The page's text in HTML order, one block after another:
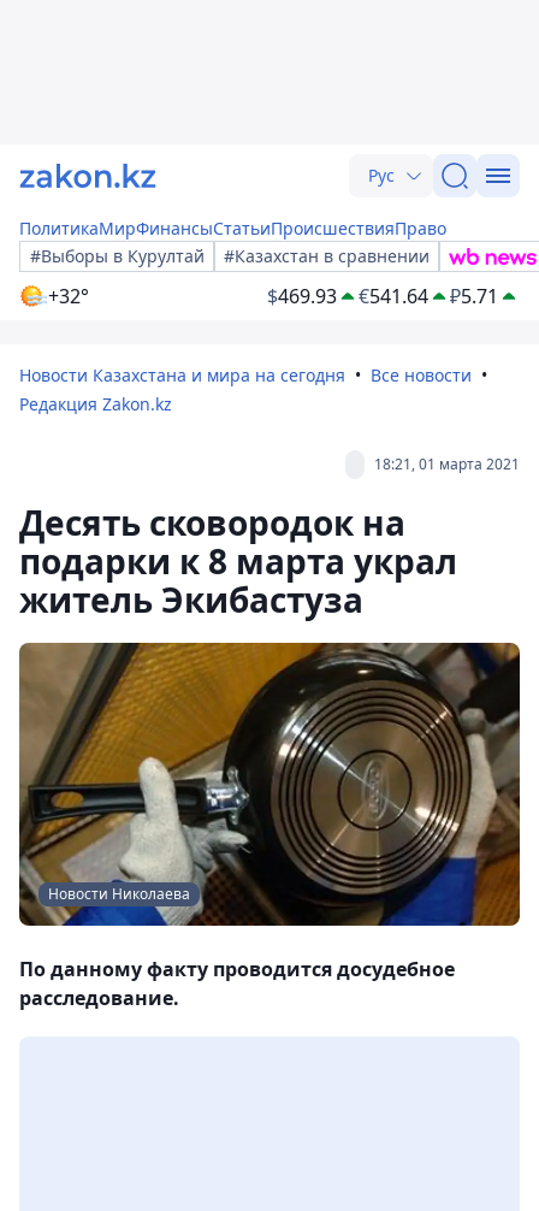
Рус
ПолитикаМирФинансыСтатьиПроисшествияПраво
#Выборы в Курултай
#Казахстан в сравнении
+32° $469.93 €541.64 ₽5.71
Новости Казахстана и мира на сегодня
Все новости
Редакция Zakon.kz
18:21, 01 марта 2021
Десять сковородок на
подарки к 8 марта украл
житель Экибастуза
Новости Николаева
По данному факту проводится досудебное
расследование.